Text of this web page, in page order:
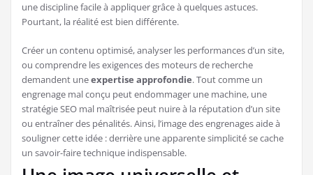
une discipline facile à appliquer grâce à quelques astuces.
Pourtant, la réalité est bien différente.
Créer un contenu optimisé, analyser les performances d’un site,
ou comprendre les exigences des moteurs de recherche
demandent uneexpertise approfondie. Tout comme un
engrenage mal conçu peut endommager une machine, une
stratégie SEO mal maîtrisée peut nuire à la réputation d’un site
ou entraîner des pénalités. Ainsi, l’image des engrenages aide à
souligner cette idée : derrière une apparente simplicité se cache
un savoir-faire technique indispensable.